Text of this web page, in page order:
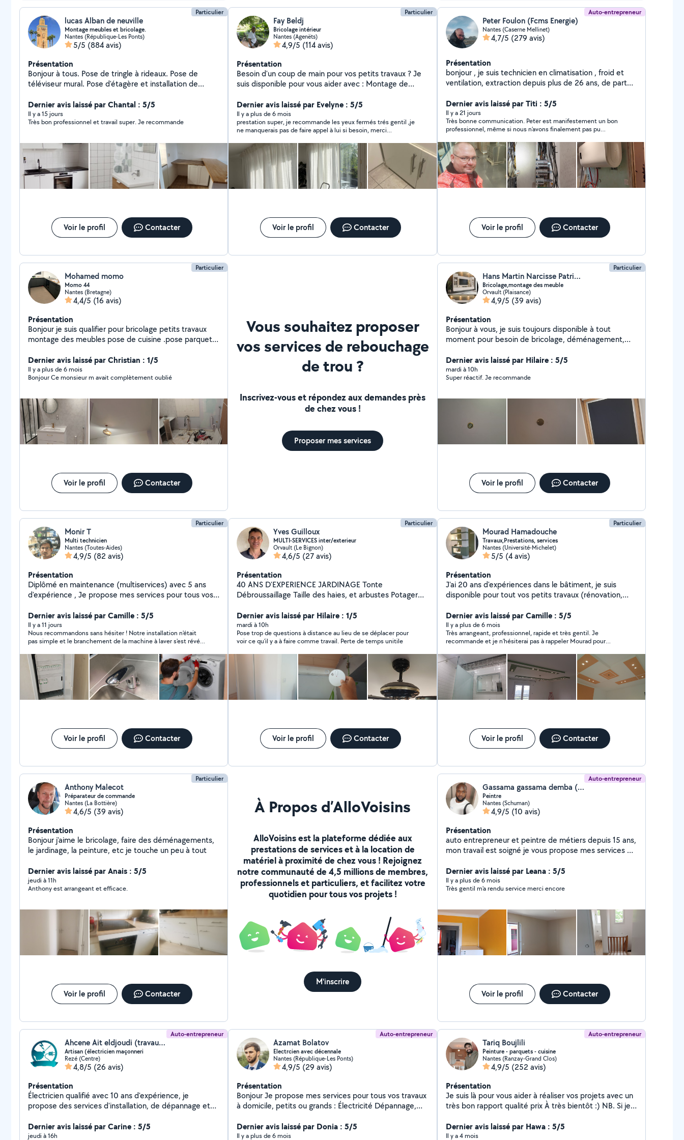
Particulier
lucas Alban de neuville
Montage meubles et bricolage.
Nantes (République-Les Ponts)
5/5 (884 avis)
Présentation
Bonjour à tous. Pose de tringle à rideaux. Pose de
téléviseur mural. Pose d'étagère et installation de
kit. Besoin d'un transport jour et nuit pour colis ou
personne vous pouvez me contacter. Transport de
personnes pour rendez-vous pour course . Transport de
l'aéroport venir vous chercher également à l'aéroport
pour promenade ou tout autre demande. Dispo
également pour toute autre service. Vous pouvez me
contacter pour vous renseigner je serai ravi de
répondre à vos questions.
Dernier avis laissé par Chantal : 5/5
Il y a 15 jours
Très bon professionnel et travail super. Je recommande
Voir le profil Contacter
Particulier
Fay Beldj
Bricolage intérieur
Nantes (Agenëts)
4,9/5 (114 avis)
Présentation
Besoin d'un coup de main pour vos petits travaux ? Je
suis disponible pour vous aider avec : Montage de
portemanteaux Pose et recherche de luminaires
Changement de prises et petits dépannages
électriques Peinture et retouches murales Rebouchage
de trous et finitions propres Travail soigné Réactif Prix
abordables Contactez-moi, je serai ravi de vous aider à
embellir et simplifier votre intérieur !
Dernier avis laissé par Evelyne : 5/5
Il y a plus de 6 mois
prestation super, je recommande les yeux fermés trés gentil ,je
ne manquerais pas de faire appel à lui si besoin, merci
Voir le profil Contacter
Auto-entrepreneur
Peter Foulon (Fcms Energie)
Nantes (Caserne Mellinet)
4,7/5 (279 avis)
Présentation
bonjour , je suis technicien en climatisation , froid et
ventilation, extraction depuis plus de 26 ans, de part
électricité, et le chauffage, je suis bricoleur dans toutes
sortes de domaines. n'hésitez pas à me demander :),
car je suis un bon conseiller aussi.
Dernier avis laissé par Titi : 5/5
Il y a 21 jours
Très bonne communication. Peter est manifestement un bon
professionnel, même si nous n’avons finalement pas pu
appartiennent. Il n’en est en rien responsable : c’est
simplement la vie !
Voir le profil Contacter
Particulier
Mohamed momo
Momo 44
Nantes (Bretagne)
4,4/5 (16 avis)
Présentation
Bonjour je suis qualifier pour bricolage petits travaux
montage des meubles pose de cuisine .pose parquet
Dernier avis laissé par Christian : 1/5
Il y a plus de 6 mois
Bonjour Ce monsieur m avait complètement oublié
Voir le profil Contacter
Vous souhaitez proposer
vos services de rebouchage
de trou ?
Inscrivez-vous et répondez aux demandes près
de chez vous !
Proposer mes services
Particulier
Hans Martin Narcisse Patrick Mikano Mouko
Bricolage,montage des meuble
Orvault (Plaisance)
4,9/5 (39 avis)
Présentation
Bonjour à vous, je suis toujours disponible à tout
moment pour besoin de bricolage, déménagement,
Dernier avis laissé par Hilaire : 5/5
mardi à 10h
Super réactif. Je recommande
Voir le profil Contacter
Particulier
Monir T
Multi technicien
Nantes (Toutes-Aides)
4,9/5 (82 avis)
Présentation
Diplômé en maintenance (multiservices) avec 5 ans
d'expérience , Je propose mes services pour tous vos
dépannage d'électroménager.
Dernier avis laissé par Camille : 5/5
Il y a 11 jours
Nous recommandons sans hésiter ! Notre installation n'était
pas simple et le branchement de la machine à laver s'est révélé
meilleure solution, en faisant même deux allers-retours chez
Castorama pour avoir les bonnes pièces. Très ponctuel,
efficace, professionnel et vraiment sympathique. Le travail est
soigné et tout fonctionne parfaitement. C'est rassurant de
tomber sur quelqu'un d'aussi investi et consciencieux. Encore
un grand merci pour votre aide !
Voir le profil Contacter
Particulier
Yves Guilloux
MULTI-SERVICES inter/exterieur
Orvault (Le Bignon)
4,6/5 (27 avis)
Présentation
40 ANS D'EXPERIENCE JARDINAGE Tonte
Débroussaillage Taille des haies, et arbustes Potager
pelouse NETTOYAGE Piscine terrasse Voiture Vélo
PETITS TRAVAUX - Percements dans le
béton,decapage peinture AV 1 Juillet 1997, merci de
fournir le DTA (Dossier technique amiante ) -
Détecteurs de fumée Obligatoire dp 2015 - Poses de
cadres ou tringles à rideaux, étc. - Réalisation de petit
projet ( cache vue, petite maçonnerie etc -Chgt
Toiture de cabane de jardin -Brise vue - Montages de
meubles, table lourde piscine hors sol,pergolas étc -
LIVRAISONS Des courses et autres DÉMÉNAGEMENTS
Petit volume Petite distance Si je vous mets un J'AIME
sur votre demande, cela signifie que je vous propose
déchets,nettoyage(OFFERTS) PAYEMENT CESU
Dernier avis laissé par Hilaire : 1/5
mardi à 10h
Pose trop de questions à distance au lieu de se déplacer pour
voir ce qu'il y a à faire comme travail. Perte de temps unitile
Voir le profil Contacter
Particulier
Mourad Hamadouche
Travaux,Prestations, services
Nantes (Université-Michelet)
5/5 (4 avis)
Présentation
J'ai 20 ans d'expériences dans le bâtiment, je suis
disponible pour tout vos petits travaux (rénovation,
jardinage, pose des luminaires, tringles, fixation des
étagères. ) J'accorde une grande importance à la
qualité du travail.
Dernier avis laissé par Camille : 5/5
Il y a plus de 6 mois
Très arrangeant, professionnel, rapide et très gentil. Je
recommande et je n’hésiterai pas à rappeler Mourad pour
Voir le profil Contacter
Particulier
Anthony Malecot
Préparateur de commande
Nantes (La Bottière)
4,6/5 (39 avis)
Présentation
Bonjour j'aime le bricolage, faire des déménagements,
le jardinage, la peinture, etc je touche un peu à tout
Dernier avis laissé par Anais : 5/5
jeudi à 11h
Anthony est arrangeant et efficace.
Voir le profil Contacter
À Propos d’AlloVoisins
AlloVoisins est la plateforme dédiée aux
prestations de services et à la location de
matériel à proximité de chez vous ! Rejoignez
notre communauté de 4,5 millions de membres,
professionnels et particuliers, et facilitez votre
quotidien pour tous vos projets !
M'inscrire
Auto-entrepreneur
Gassama gassama demba (gassama peinture)
Peintre
Nantes (Schuman)
4,9/5 (10 avis)
Présentation
auto entrepreneur et peintre de métiers depuis 15 ans,
mon travail est soigné je vous propose mes services de
satisfaction des clients,
Dernier avis laissé par Leana : 5/5
Il y a plus de 6 mois
Très gentil m'a rendu service merci encore
Voir le profil Contacter
Auto-entrepreneur
Ahcene Ait eldjoudi (travaux d'installation électrique tous les locaux)
Artisan (électricien maçonneri
Rezé (Centre)
4,8/5 (26 avis)
Présentation
Électricien qualifié avec 10 ans d'expérience, je
propose des services d'installation, de dépannage et
bricolages avec soin ( placo, petite maconnerais,
peintures etc.. allant de petites réparations à des
Dernier avis laissé par Carine : 5/5
jeudi à 16h
Auto-entrepreneur
Azamat Bolatov
Electrcien avec décennale
Nantes (République-Les Ponts)
4,9/5 (29 avis)
Présentation
Bonjour Je propose mes services pour tous vos travaux
à domicile, petits ou grands : Électricité Dépannage,
prises, interrupteurs, luminaires Pose de tableaux, mise
aux normes Peinture & Finition Peinture murs, plafonds,
Dernier avis laissé par Donia : 5/5
Il y a plus de 6 mois
Auto-entrepreneur
Tariq Boujlili
Peinture - parquets - cuisine
Nantes (Ranzay-Grand Clos)
4,9/5 (252 avis)
Présentation
Je suis là pour vous aider à réaliser vos projets avec un
très bon rapport qualité prix À très bientôt :) NB. Si je
ou sms 07-66-64-58-54
Dernier avis laissé par Hawa : 5/5
Il y a 4 mois